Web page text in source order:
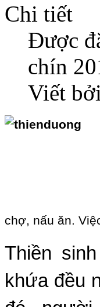
Chi tiết
Được
chín
Viết
chợ, nấu ăn.
Thiền
khứa đều